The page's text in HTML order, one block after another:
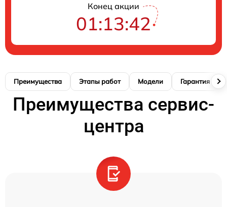
Конец акции
01:13:41
Преимущества Этапы работ Модели Гарантия
Преимущества сервис-
центра